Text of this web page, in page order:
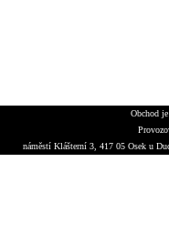
Obchod
náměstí Klášterní 3, 417 05 Osek u